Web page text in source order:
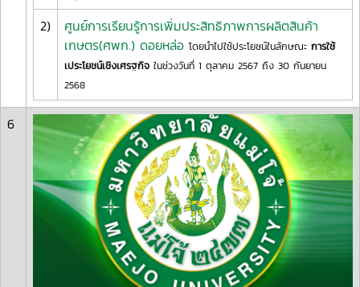
2)
ศูนย์การเรียนรู้การเพิ่มประสิทธิภาพการผลิตสินค้า
เกษตร(ศพก.) ดอยหล่อ โดยนำไปใช้ประโยชน์ในลักษณะ การใช้
เประโยชน์เชิงเศรฐกิจ ในช่วงวันที่ 1 ตุลาคม 2567 ถึง 30 กันยายน
2568
6